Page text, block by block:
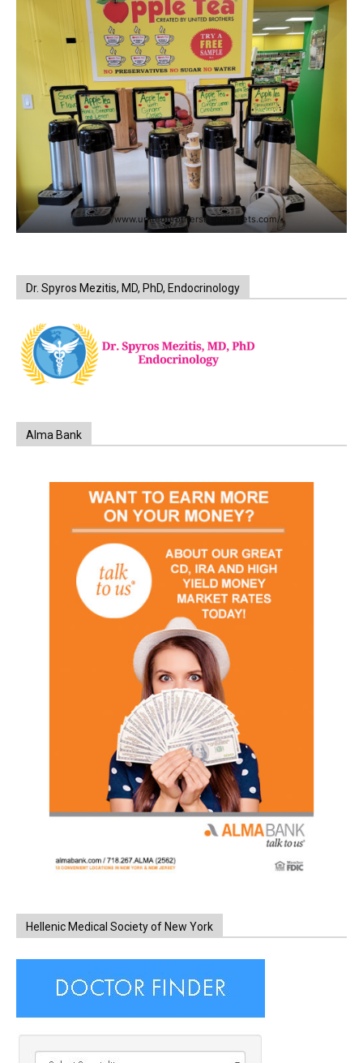
https://www.unitedbrothersfruitmarkets.com/
Dr. Spyros Mezitis, MD, PhD, Endocrinology
Alma Bank
Hellenic Medical Society of New York